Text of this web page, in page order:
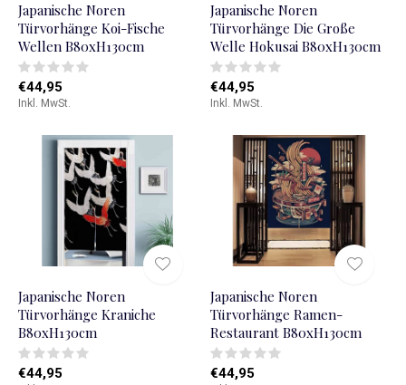
Japanische Noren
Türvorhänge Koi-Fische
Wellen B80xH130cm
€44,95
Inkl. MwSt.
Japanische Noren
Türvorhänge Die Große
Welle Hokusai B80xH130cm
€44,95
Inkl. MwSt.
Japanische Noren
Türvorhänge Kraniche
B80xH130cm
€44,95
Japanische Noren
Türvorhänge Ramen-
Restaurant B80xH130cm
€44,95